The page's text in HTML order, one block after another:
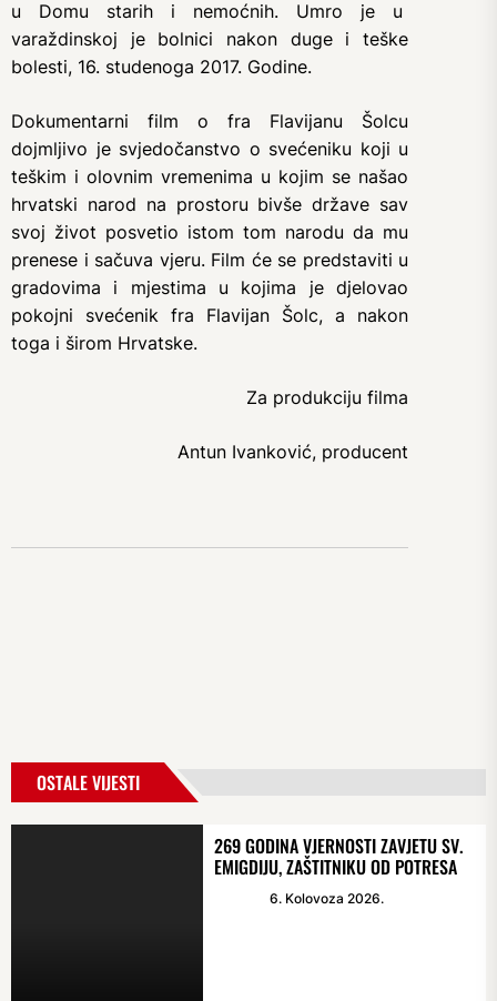
u Domu starih i nemoćnih. Umro je u
varaždinskoj je bolnici nakon duge i teške
bolesti, 16. studenoga 2017. Godine.
Dokumentarni film o fra Flavijanu Šolcu
dojmljivo je svjedočanstvo o svećeniku koji u
teškim i olovnim vremenima u kojim se našao
hrvatski narod na prostoru bivše države sav
svoj život posvetio istom tom narodu da mu
prenese i sačuva vjeru. Film će se predstaviti u
gradovima i mjestima u kojima je djelovao
pokojni svećenik fra Flavijan Šolc, a nakon
toga i širom Hrvatske.
Za produkciju filma
Antun Ivanković, producent
OSTALE VIJESTI
269 GODINA VJERNOSTI ZAVJETU SV.
EMIGDIJU, ZAŠTITNIKU OD POTRESA
6. Kolovoza 2026.